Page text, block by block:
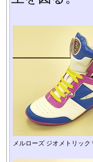
メルローズ ジオメトリック